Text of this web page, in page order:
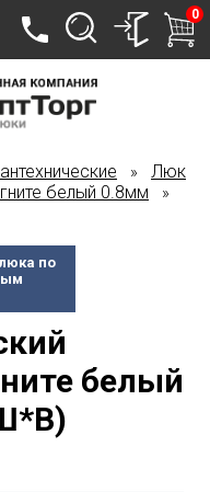
0
» Люк
белый 0.8мм »
по
белый